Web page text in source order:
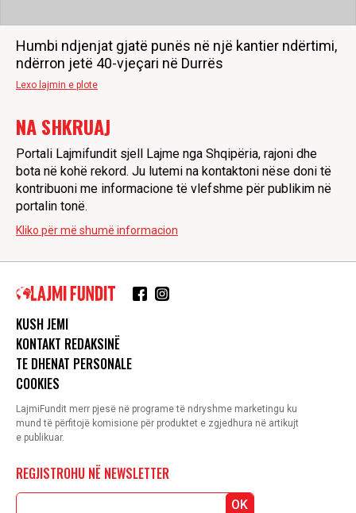
Humbi ndjenjat gjatë punës në një kantier ndërtimi,
ndërron jetë 40-vjeçari në Durrës
Lexo lajmin e plote
NA SHKRUAJ
Portali Lajmifundit sjell Lajme nga Shqipëria, rajoni dhe
bota në kohë rekord. Ju lutemi na kontaktoni nëse doni të
kontribuoni me informacione të vlefshme për publikim në
portalin tonë.
Kliko për më shumë informacion
KUSH JEMI
KONTAKT REDAKSINË
TE DHENAT PERSONALE
COOKIES
LajmiFundit merr pjesë në programe të ndryshme marketingu ku
mund të përfitojë komisione për produktet e zgjedhura në artikujt
e publikuar.
REGJISTROHU NË NEWSLETTER
OK